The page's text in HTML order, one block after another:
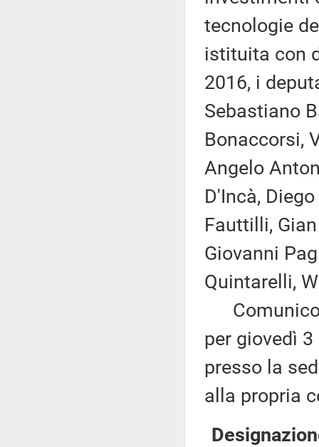
tecnologie
istituita con
2016, i
Sebastiano
Bonaccorsi,
Angelo
D'Incà,
Fauttilli,
Giovanni
Quintarelli,
Comunico
per giovedì
presso la
alla propria